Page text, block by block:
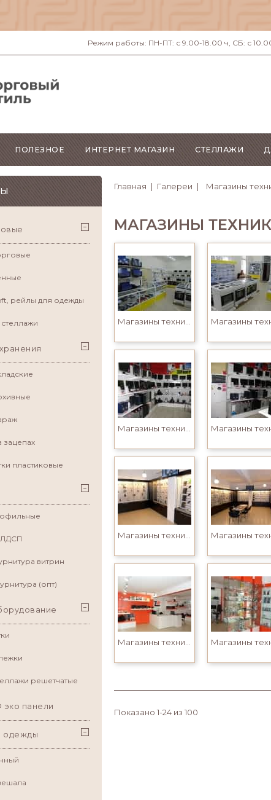
Режим работы: ПН-ПТ: с 9.00-18.00 ч, СБ: с
ПОЛЕЗНОЕ ИНТЕРНЕТ МАГАЗИН СТЕЛЛАЖИ
рейлы для одежды
зацепах
пластиковые
ЛДСП
витрин
(опт)
решетчатые
панели
одежды
Главная Галереи Магазины
МАГАЗИНЫ
Показано 1-24 из 100